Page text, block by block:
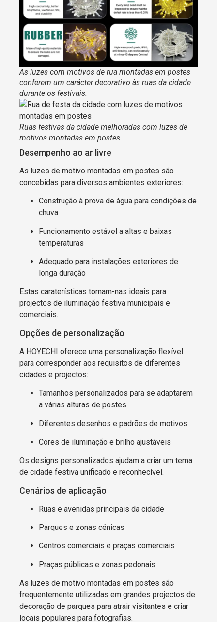
As luzes com motivos de rua montadas em postes
conferem um carácter decorativo às ruas da cidade
durante os festivais.
Ruas festivas da cidade melhoradas com luzes de
motivos montadas em postes.
Desempenho ao ar livre
As luzes de motivo montadas em postes são
concebidas para diversos ambientes exteriores:
Construção à prova de água para condições de
chuva
Funcionamento estável a altas e baixas
temperaturas
Adequado para instalações exteriores de
longa duração
Estas caraterísticas tornam-nas ideais para
projectos de iluminação festiva municipais e
comerciais.
Opções de personalização
A HOYECHI oferece uma personalização flexível
para corresponder aos requisitos de diferentes
cidades e projectos:
Tamanhos personalizados para se adaptarem
a várias alturas de postes
Diferentes desenhos e padrões de motivos
Cores de iluminação e brilho ajustáveis
Os designs personalizados ajudam a criar um tema
de cidade festiva unificado e reconhecível.
Cenários de aplicação
Ruas e avenidas principais da cidade
Parques e zonas cénicas
Centros comerciais e praças comerciais
Praças públicas e zonas pedonais
As luzes de motivo montadas em postes são
frequentemente utilizadas em grandes projectos de
decoração de parques para atrair visitantes e criar
locais populares para fotografias.